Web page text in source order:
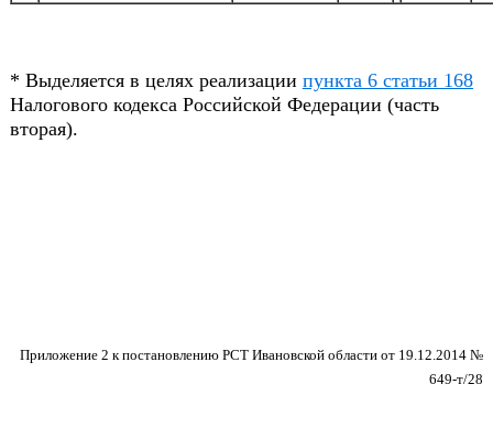
* Выделяется в целях реализации пункта 6 статьи 168
Налогового кодекса Российской Федерации (часть
вторая).
Приложение 2 к постановлению РСТ Ивановской области от 19.12.2014 №
649-т/28